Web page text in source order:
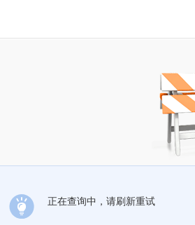
正在查询中，请刷新重试